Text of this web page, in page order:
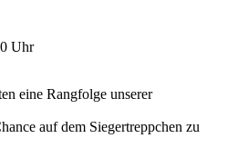
Uhr
eine Rangfolge unserer
auf dem Siegertreppchen zu